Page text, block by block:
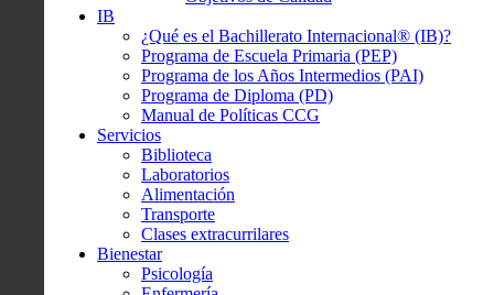
IB
¿Qué es el Bachillerato Internacional® (IB)?
Programa de Escuela Primaria (PEP)
Programa de los Años Intermedios (PAI)
Programa de Diploma (PD)
Manual de Políticas CCG
Servicios
Biblioteca
Laboratorios
Alimentación
Transporte
Clases extracurrilares
Bienestar
Psicología